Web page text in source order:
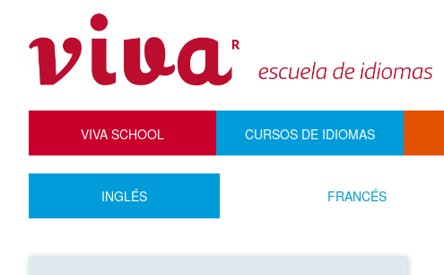
VIVA SCHOOL CURSOS DE IDIOMAS
INGLÉS FRANCÉS